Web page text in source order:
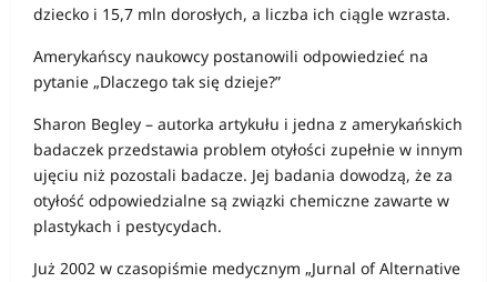
dziecko i 15,7 mln dorosłych, a liczba ich ciągle wzrasta.
Amerykańscy naukowcy postanowili odpowiedzieć na
pytanie „Dlaczego tak się dzieje?”
Sharon Begley – autorka artykułu i jedna z amerykańskich
badaczek przedstawia problem otyłości zupełnie w innym
ujęciu niż pozostali badacze. Jej badania dowodzą, że za
otyłość odpowiedzialne są związki chemiczne zawarte w
plastykach i pestycydach.
Już 2002 w czasopiśmie medycznym „Jurnal of Alternative